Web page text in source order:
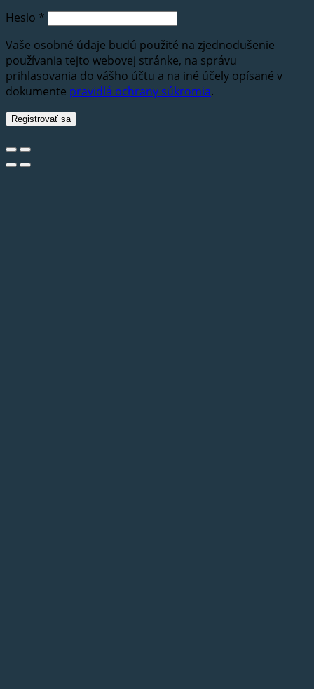
Heslo *
Vaše osobné údaje budú použité na zjednodušenie
používania tejto webovej stránke, na správu
prihlasovania do vášho účtu a na iné účely opísané v
dokumente pravidlá ochrany súkromia.
Registrovať sa